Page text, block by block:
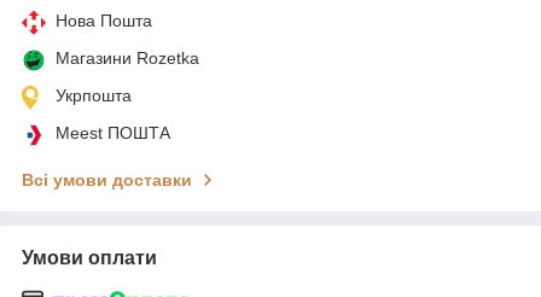
Нова Пошта
Магазини Rozetka
Укрпошта
Meest ПОШТА
Всі умови доставки
Умови оплати